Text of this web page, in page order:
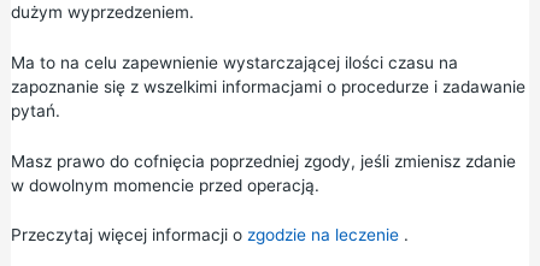
dużym wyprzedzeniem.
Ma to na celu zapewnienie wystarczającej ilości czasu na
zapoznanie się z wszelkimi informacjami o procedurze i zadawanie
pytań.
Masz prawo do cofnięcia poprzedniej zgody, jeśli zmienisz zdanie
w dowolnym momencie przed operacją.
Przeczytaj więcej informacji o zgodzie na leczenie.